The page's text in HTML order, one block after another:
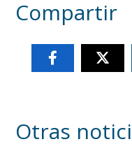
Compartir
Otras